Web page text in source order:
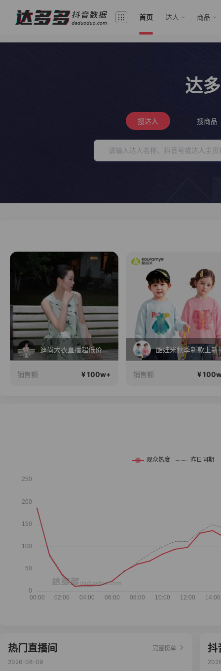
首页 达人 商品
达
搜达人 搜商品
酷娃米秋季新款上新~~
销售额 ¥ 100w+
直播中
2026行稳致远
销售额 ¥
热门直播间
完整榜单
2026-08-09
抖